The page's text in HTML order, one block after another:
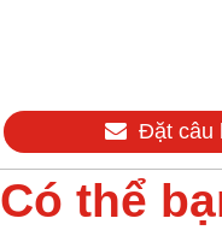
Đặt câu
Có thể